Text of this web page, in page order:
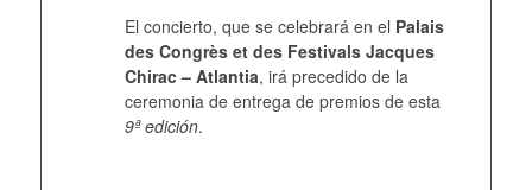
El concierto, que se celebrará en el Palais
des Congrès et des Festivals Jacques
Chirac – Atlantia, irá precedido de la
ceremonia de entrega de premios de esta
9ª edición.